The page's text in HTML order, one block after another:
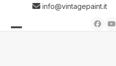
content
info@vintagepaint.it